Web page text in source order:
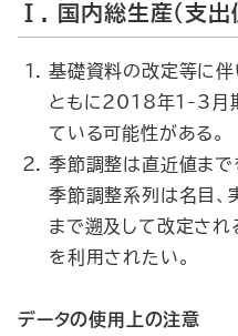
Ⅰ. 国内総生産（支出
基礎資料の改定等に伴
ともに2018年1-3月
ている可能性がある。
季節調整は直近値まで
季節調整系列は名目
まで遡及して改定され
を利用されたい。
データの使用上の注意